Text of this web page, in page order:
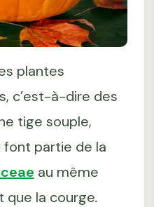
plantes
c’est-à-dire des
tige souple,
partie de la
au même
que la courge.